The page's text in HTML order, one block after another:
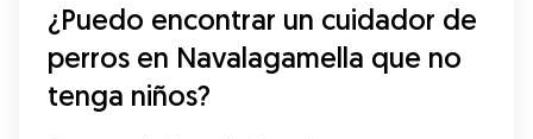
¿Puedo encontrar un cuidador de
perros en Navalagamella que no
tenga niños?